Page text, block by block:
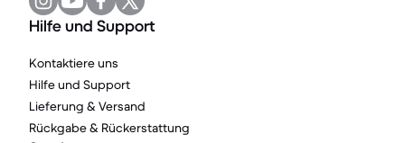
Hilfe und Support
Kontaktiere uns
Hilfe und Support
Lieferung & Versand
Rückgabe & Rückerstattung